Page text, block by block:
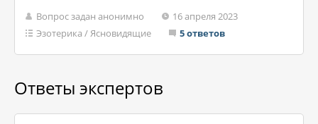
Вопрос задан анонимно
16 апреля 2023
Эзотерика /Ясновидящие 5 ответов
Ответы экспертов